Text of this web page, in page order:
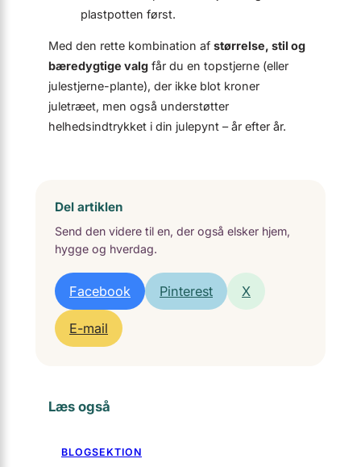
plastpotten først.
Med den rette kombination af størrelse, stil og
bæredygtige valg får du en topstjerne (eller
julestjerne-plante), der ikke blot kroner
juletræet, men også understøtter
helhedsindtrykket i din julepynt – år efter år.
Del artiklen
Send den videre til en, der også elsker hjem,
hygge og hverdag.
Facebook Pinterest X
E-mail
Læs også
BLOGSEKTION